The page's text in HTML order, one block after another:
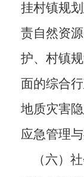
挂村镇规
责自然资
护、 村镇
面的综合
地质灾害
应急管理
（六）